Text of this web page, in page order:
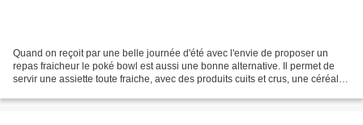
Quand on reçoit par une belle journée d'été avec l'envie de proposer un
repas fraicheur le poké bowl est aussi une bonne alternative. Il permet de
servir une assiette toute fraiche, avec des produits cuits et crus, une céréale